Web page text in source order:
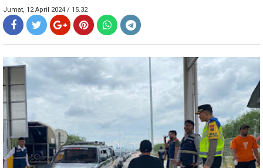
Jumat, 12 April 2024 / 15.32